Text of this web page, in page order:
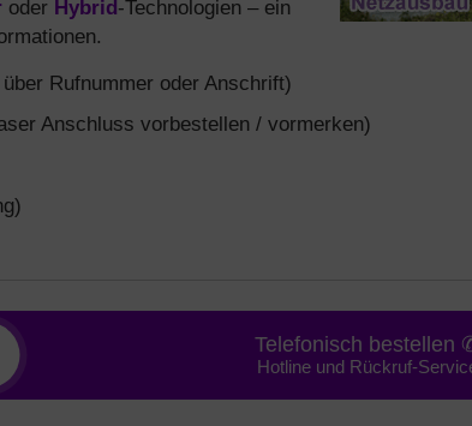
oder Hybrid -Technologien – ein
Rufnummer oder Anschrift)
Anschluss vorbestellen / vormerken)
Telefonisch bestellen
Hotline und Rückruf-